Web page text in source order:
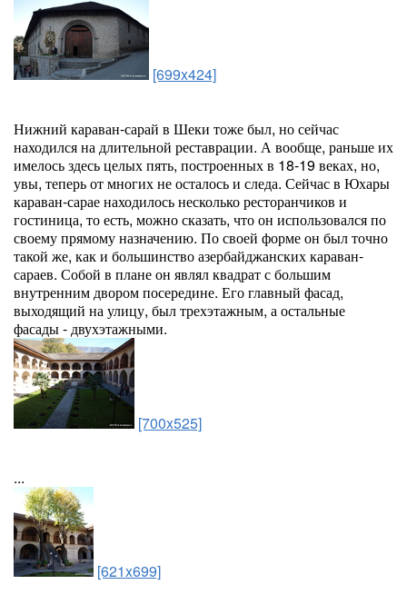
[699x424]
Нижний караван-сарай в Шеки тоже был, но сейчас
находился на длительной реставрации. А вообще, раньше их
имелось здесь целых пять, построенных в 18-19 веках, но,
увы, теперь от многих не осталось и следа. Сейчас в Юхары
караван-сарае находилось несколько ресторанчиков и
гостиница, то есть, можно сказать, что он использовался по
своему прямому назначению. По своей форме он был точно
такой же, как и большинство азербайджанских караван-
сараев. Собой в плане он являл квадрат с большим
внутренним двором посередине. Его главный фасад,
выходящий на улицу, был трехэтажным, а остальные
фасады - двухэтажными.
[700x525]
...
[621x699]